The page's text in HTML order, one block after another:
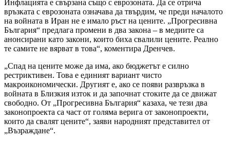
Инфлацията е свързана също с еврозоната. Да се отрича
връзката с еврозоната означава да твърдим, че преди началото
на войната в Иран не е имало ръст на цените. „Прогресивна
България“ предлага промени в два закона – в медиите са
анонсирани като закони, които биха свалили цените. Реално
те самите не вярват в това“, коментира Дренчев.
„Спад на цените може да има, ако бюджетът е силно
рестриктивен. Това е единият вариант чисто
макроикономически. Другият е, ако се появи развръзка в
войната в Близкия изток и да започнат стоките да се движат
свободно. От „Прогресивна България“ казаха, че тези два
законопроекта са част от голяма верига от законопроекти,
които да свалят цените“, заяви народният представител от
„Възраждане“.